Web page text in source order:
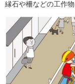
縁石や柵などの工作